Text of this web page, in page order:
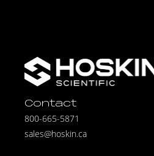
Contact
800-665-5871
sales@hoskin.ca